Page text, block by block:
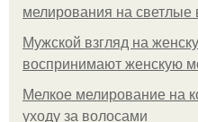
мелирования на светлые
Мужской взгляд на
воспринимают женскую
Мелкое мелирование на
уходу за волосами